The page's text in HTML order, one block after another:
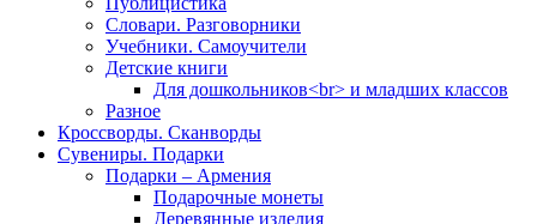
Словари. Разговорники
Учебники. Самоучители
Детские книги
Для дошкольников<br> и младших классов
Разное
Кроссворды. Сканворды
Сувениры. Подарки
Подарки – Армения
Подарочные монеты
Деревянные изделия